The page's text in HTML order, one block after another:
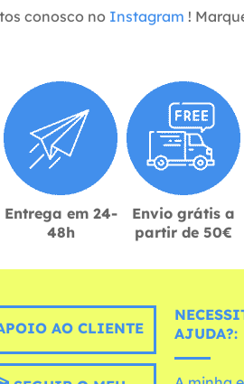
conosco no Instagram !
Entrega em 24-
48h
Envio grátis a
partir de 50€
AO CLIENTE
AJUDA?: